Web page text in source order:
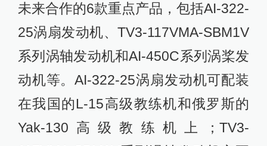
未来合作的6款重点产品，包括AI-322-
25涡扇发动机、TV3-117VMA-SBM1V
系列涡轴发动机和AI-450C系列涡桨发
动机等。AI-322-25涡扇发动机可配装
在我国的L-15高级教练机和俄罗斯的
Yak-130高级教练机上；TV3-